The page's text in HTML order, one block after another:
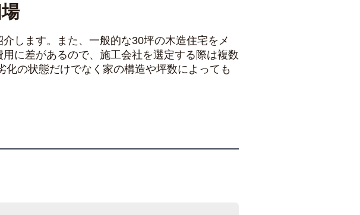
します。また、一般的な30坪の木造住宅をメ
に差があるので、施工会社を選定する際は複数
の状態だけでなく家の構造や坪数によっても